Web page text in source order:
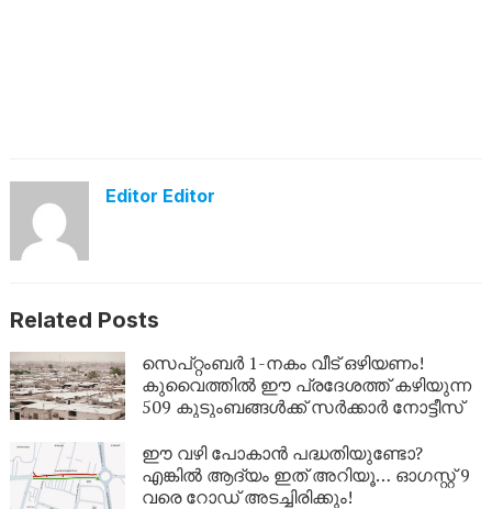
Editor Editor
Related Posts
സെപ്റ്റംബർ 1-നകം വീട് ഒഴിയണം!
കുവൈത്തിൽ ഈ പ്രദേശത്ത് കഴിയുന്ന
509 കുടുംബങ്ങൾക്ക് സർക്കാർ നോട്ടീസ്
ഈ വഴി പോകാൻ പദ്ധതിയുണ്ടോ?
എങ്കിൽ ആദ്യം ഇത് അറിയൂ… ഓഗസ്റ്റ് 9
വരെ റോഡ് അടച്ചിരിക്കും!